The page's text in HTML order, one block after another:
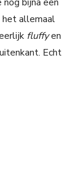
het allemaal
fluffyen
Echt